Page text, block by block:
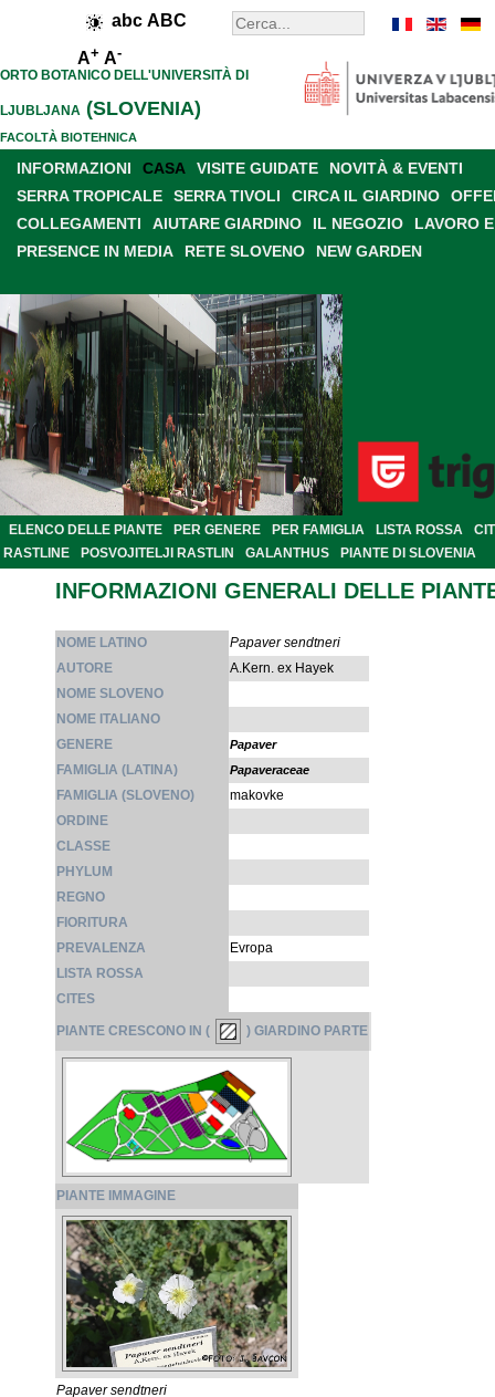
abc ABC
A+ A-
ORTO BOTANICO DELL'UNIVERSITÀ DI
LJUBLJANA (SLOVENIA)
FACOLTÀ BIOTEHNICA
INFORMAZIONI CASA VISITE GUIDATE
NOVITÀ & EVENTI
SERRA TROPICALE
SERRA TIVOLI CIRCA IL GIARDINO
COLLEGAMENTI
AIUTARE GIARDINO IL NEGOZIO
LAVORO
PRESENCE IN MEDIA
RETE SLOVENO NEW GARDEN
ELENCO DELLE PIANTE PER GENERE PER FAMIGLIA LISTA ROSSA
RASTLINE
POSVOJITELJI RASTLIN GALANTHUS PIANTE DI SLOVENIA
INFORMAZIONI GENERALI DELLE
NOME LATINO
Papaver sendtneri
AUTORE
A.Kern. ex Hayek
NOME SLOVENO
NOME ITALIANO
GENERE
Papaver
FAMIGLIA (LATINA) Papaveraceae
FAMIGLIA (SLOVENO)
makovke
ORDINE
CLASSE
PHYLUM
REGNO
FIORITURA
PREVALENZA
Evropa
LISTA ROSSA
CITES
PIANTE CRESCONO IN ( ) GIARDINO PARTE
PIANTE IMMAGINE
Papaver sendtneri